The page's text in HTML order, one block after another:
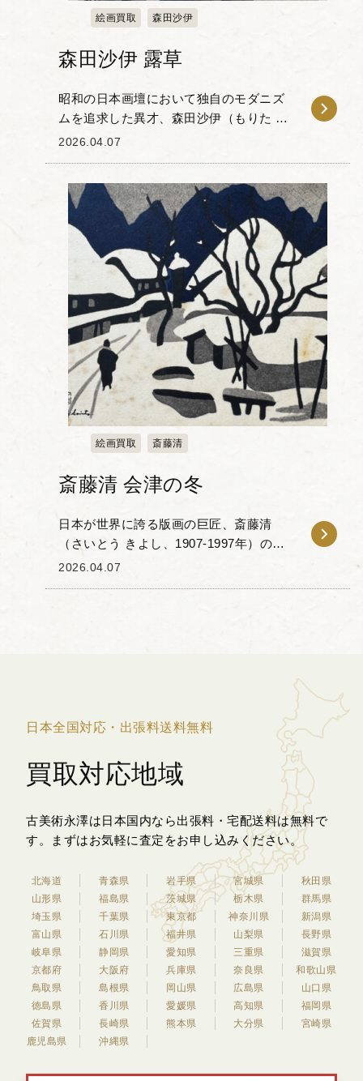
絵画買取 森田沙伊
森田沙伊 露草
昭和の日本画壇において独自のモダニズ
ムを追求した異才、森田沙伊（もりた さ
い、1898-1993年）による「露草」をお譲
練さ...
2026.04.07
絵画買取 斎藤清
斎藤清 会津の冬
日本が世界に誇る版画の巨匠、斎藤清
（さいとう きよし、1907-1997年）の代
表作である「会津の冬」シリーズの一作
2026.04.07
日本全国対応・出張料送料無料
買取対応地域
古美術永澤は日本国内なら出張料・宅配送料は無料で
す。
まずはお気軽に査定をお申し込みください。
北海道 青森県 岩手県 宮城県
秋田県
山形県
福島県 茨城県 栃木県
群馬県
埼玉県
千葉県 東京都 神奈川県
新潟県
富山県
石川県 福井県 山梨県
長野県
岐阜県
静岡県 愛知県 三重県
滋賀県
京都府
大阪府 兵庫県 奈良県
和歌山県
鳥取県
島根県 岡山県 広島県
山口県
徳島県
香川県 愛媛県 高知県
福岡県
佐賀県
長崎県 熊本県 大分県
宮崎県
鹿児島県
沖縄県